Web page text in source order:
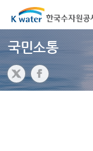
국민소통